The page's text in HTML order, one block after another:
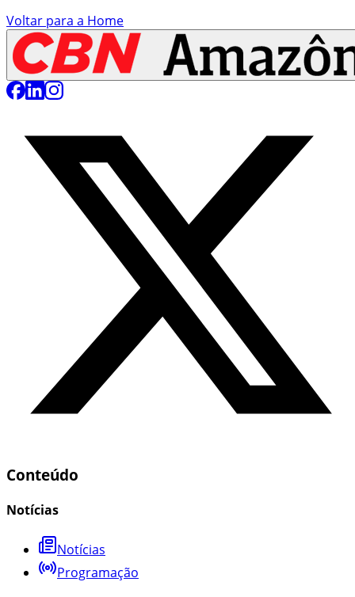
Voltar para a Home
Conteúdo
Notícias
Notícias
Programação